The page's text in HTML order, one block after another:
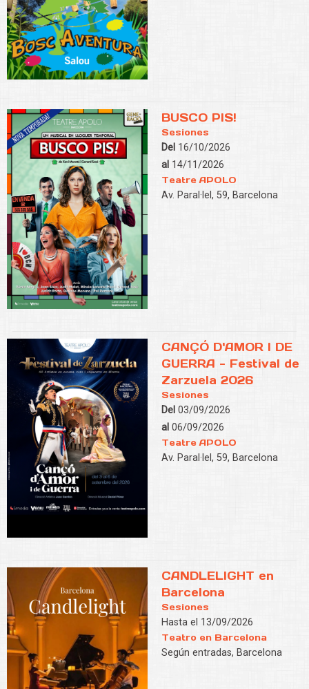
BUSCO PIS!
Sesiones
Del 16/10/2026
al 14/11/2026
Teatre APOLO
Av. Paral·lel, 59, Barcelona
CANÇÓ D'AMOR I DE
GUERRA - Festival de
Zarzuela 2026
Sesiones
Del 03/09/2026
al 06/09/2026
Teatre APOLO
Av. Paral·lel, 59, Barcelona
CANDLELIGHT en
Barcelona
Sesiones
Hasta el 13/09/2026
Teatro en Barcelona
Según entradas, Barcelona